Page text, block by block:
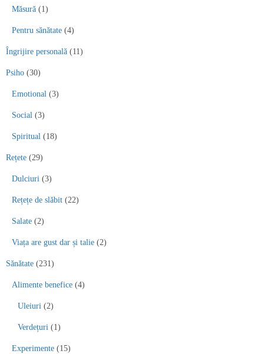
Măsură (1)
Pentru sănătate (4)
Îngrijire personală (11)
Psiho (30)
Emotional (3)
Social (3)
Spiritual (18)
Rețete (29)
Dulciuri (3)
Rețețe de slăbit (22)
Salate (2)
Viața are gust dar și talie (2)
Sănătate (231)
Alimente benefice (4)
Uleiuri (2)
Verdețuri (1)
Experimente (15)